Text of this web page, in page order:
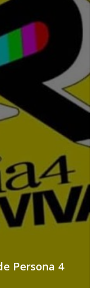
Persona 4